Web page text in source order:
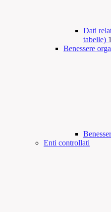
Dati
tabelle) 1
Benessere
Enti controllati